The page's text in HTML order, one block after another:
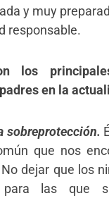
y muy
responsable.
los
en la
sobreprotección.
que nos
dejar que los
para las que